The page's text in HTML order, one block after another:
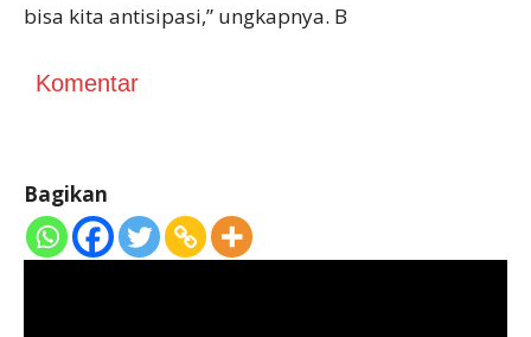
bisa kita antisipasi,” ungkapnya. B
Komentar
Bagikan